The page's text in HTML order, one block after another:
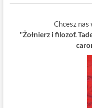
Chcesz nas
"Żołnierz i filozof.